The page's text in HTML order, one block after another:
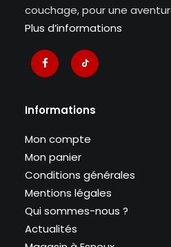
couchage, pour une
Plus d’informations
Informations
Mon compte
Mon panier
Conditions générales
Mentions légales
Qui sommes-nous ?
Actualités